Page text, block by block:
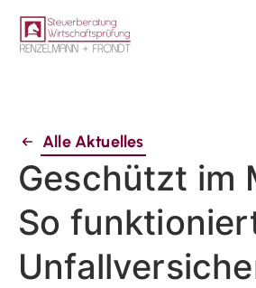
Alle Aktuelles
Geschützt im
So